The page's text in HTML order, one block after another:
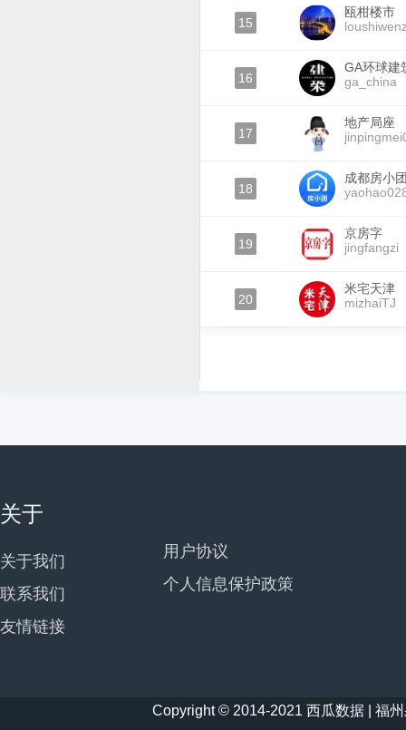
15
瓯柑楼市
16
GA环球建
ga_china
17
地产局座
18
成都房小
19
京房字
jingfangzi
20
米宅天津
mizhaiTJ
关于
关于我们
联系我们
友情链接
用户协议
个人信息保护政策
Copyright © 2014-2021 西瓜数据 | 福